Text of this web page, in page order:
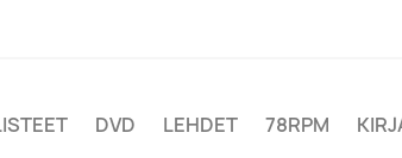
DVD LEHDET 78RPM